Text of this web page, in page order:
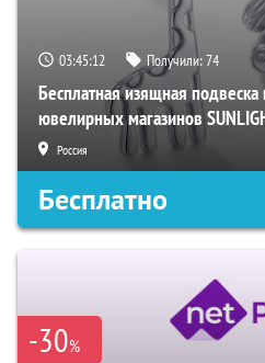
03:45:11 Получили:74
Бесплатная изящная
ювелирных магазинов
Россия
Бесплатно
-30%